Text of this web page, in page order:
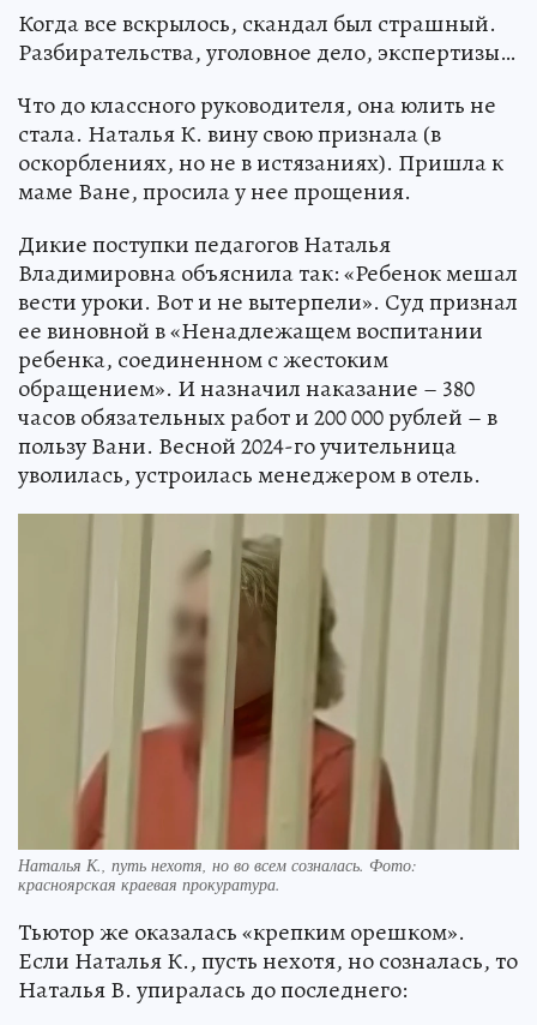
Когда все вскрылось, скандал был страшный.
Разбирательства, уголовное дело, экспертизы…
Что до классного руководителя, она юлить не
стала. Наталья К. вину свою признала (в
оскорблениях, но не в истязаниях). Пришла к
маме Ване, просила у нее прощения.
Дикие поступки педагогов Наталья
Владимировна объяснила так: «Ребенок мешал
вести уроки. Вот и не вытерпели». Суд признал
ее виновной в «Ненадлежащем воспитании
ребенка, соединенном с жестоким
обращением». И назначил наказание – 380
часов обязательных работ и 200 000 рублей – в
пользу Вани. Весной 2024-го учительница
уволилась, устроилась менеджером в отель.
Наталья К., путь нехотя, но во всем созналась. Фото:
красноярская краевая прокуратура.
Тьютор же оказалась «крепким орешком».
Если Наталья К., пусть нехотя, но созналась, то
Наталья В. упиралась до последнего: